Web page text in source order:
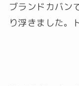
ブランドカバン
り浮きました。